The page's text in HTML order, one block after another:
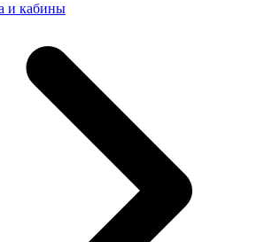
и кабины